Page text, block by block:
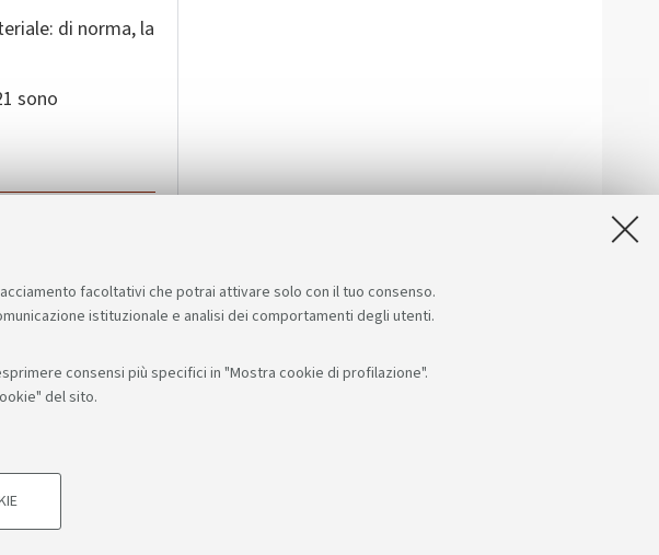
facoltativi che potrai attivare solo con il tuo consenso.
istituzionale e analisi dei comportamenti degli utenti.
consensi più specifici in "Mostra cookie di profilazione".
del sito.
TECNICI - NECESSARI
di norma, la
sono
01131710376 - CF: 80007010376